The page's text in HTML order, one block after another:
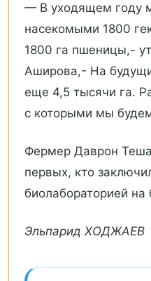
— В уходящем году
насекомыми 1800
1800 га пшеницы,-
Аширова,- На
еще 4,5 тысячи га.
с которыми мы
Фермер Даврон
первых, кто
биолабораторией на
Эльпарид ХОДЖАЕВ